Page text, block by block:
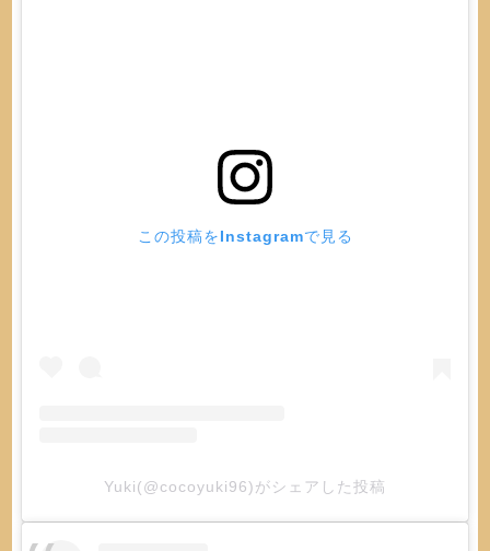
この投稿をInstagramで見る
Yuki(@cocoyuki96)がシェアした投稿